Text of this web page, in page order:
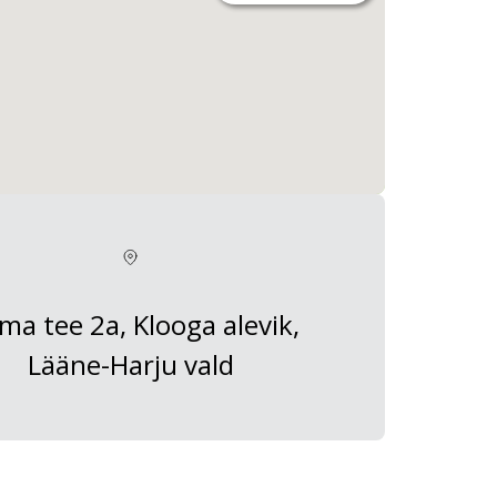
tee 2a, Klooga alevik,
Lääne-Harju vald